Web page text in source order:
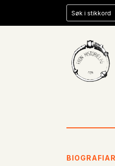
BIOGRAFIAR